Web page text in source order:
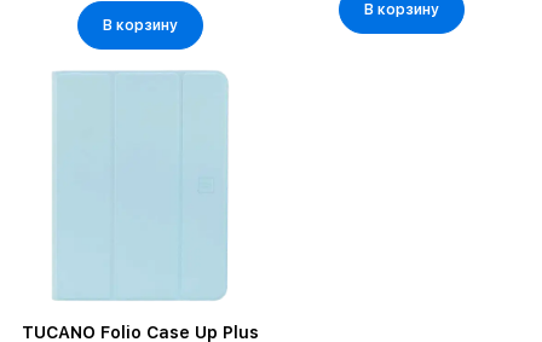
В корзину
В корзину
TUCANO Folio Case Up Plus